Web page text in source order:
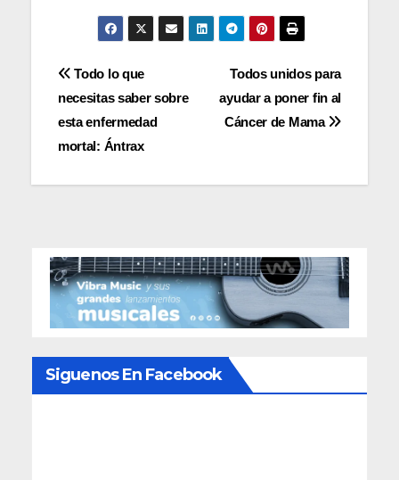
sistemáticamente a
las bacterias que
Navegación
de
entradas
Todos unidos para
ayudar a poner fin al
Cáncer de Mama
Todo lo que
necesitas saber sobre
esta enfermedad
mortal: Ántrax
Siguenos En Facebook